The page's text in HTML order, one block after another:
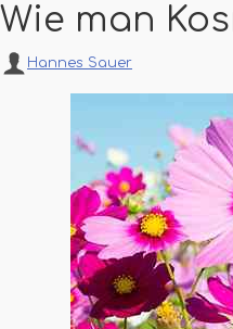
Wie man
Hannes Sauer